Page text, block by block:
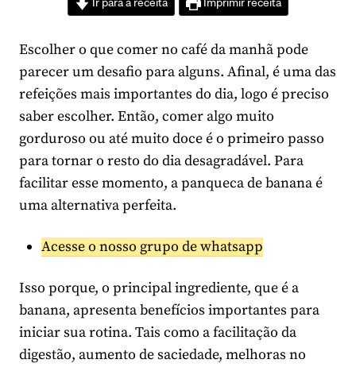
Escolher o que comer no café da manhã pode
parecer um desafio para alguns. Afinal, é uma das
refeições mais importantes do dia, logo é preciso
saber escolher. Então, comer algo muito
gorduroso ou até muito doce é o primeiro passo
para tornar o resto do dia desagradável. Para
facilitar esse momento, a panqueca de banana é
uma alternativa perfeita.
Acesse o nosso grupo de whatsapp
Isso porque, o principal ingrediente, que é a
banana, apresenta benefícios importantes para
iniciar sua rotina. Tais como a facilitação da
digestão, aumento de saciedade, melhoras no